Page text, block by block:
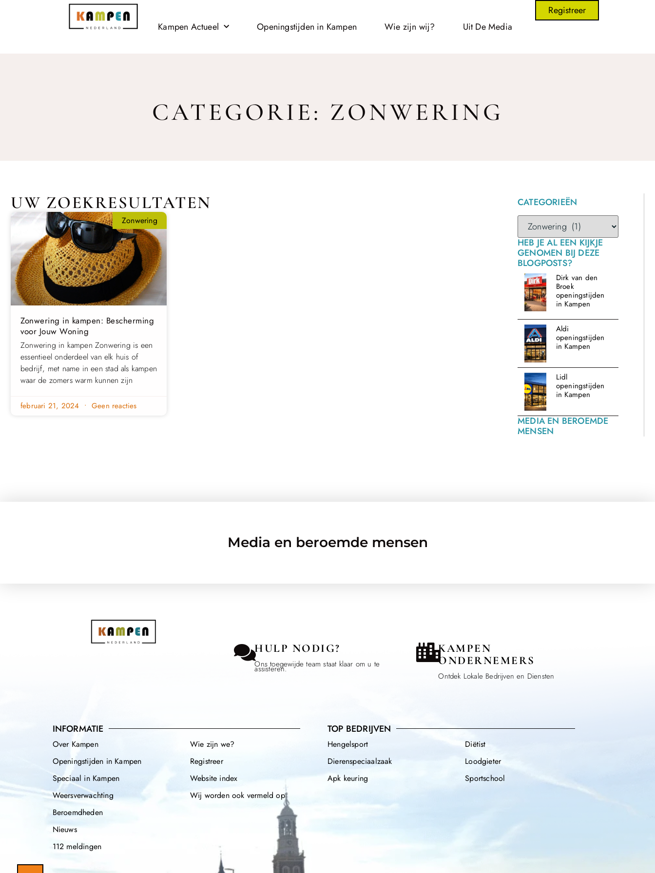
Kampen Actueel Openingstijden in Kampen Wie zijn wij? Uit De Media
Registreer
CATEGORIE: ZONWERING
UW ZOEKRESULTATEN
Zonwering
Zonwering in kampen: Bescherming
voor Jouw Woning
Zonwering in kampen Zonwering is een
essentieel onderdeel van elk huis of
bedrijf, met name in een stad als kampen
waar de zomers warm kunnen zijn
februari 21, 2024 Geen reacties
CATEGORIEËN
HEB JE AL EEN KIJKJE
GENOMEN BIJ DEZE
BLOGPOSTS?
Dirk van den
Broek
openingstijden
in Kampen
Aldi
openingstijden
in Kampen
Lidl
openingstijden
in Kampen
MEDIA EN BEROEMDE
MENSEN
Media en beroemde mensen
HULP NODIG?
Ons toegewijde team staat klaar om u te
assisteren.
KAMPEN
ONDERNEMERS
Ontdek Lokale Bedrijven en Diensten
INFORMATIE
Over Kampen
Openingstijden in Kampen
Speciaal in Kampen
Weersverwachting
Beroemdheden
Nieuws
112 meldingen
Wie zijn we?
Registreer
Website index
Wij worden ook vermeld op
TOP BEDRIJVEN
Hengelsport
Dierenspeciaalzaak
Apk keuring
Diëtist
Loodgieter
Sportschool